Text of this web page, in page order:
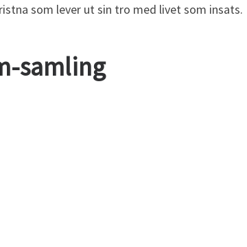
som lever ut sin tro med livet som insats.
samling